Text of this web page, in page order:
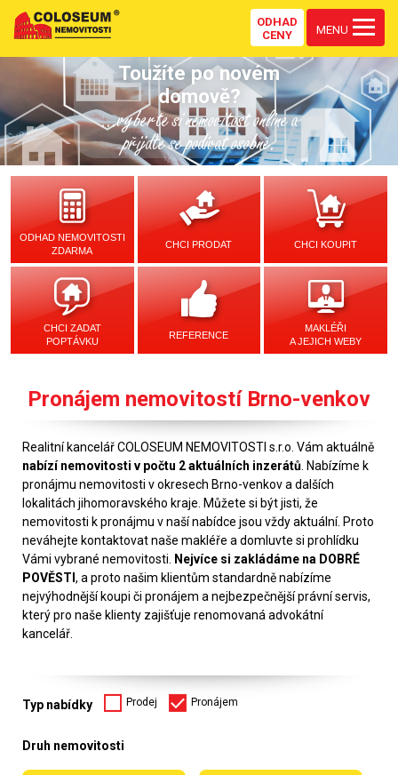
ODHAD
CENY
MENU
Toužíte po novém
domově?
...vyberte si nemovitost online a
přijďte se podívat osobně.
ODHAD NEMOVITOSTI
ZDARMA
CHCI PRODAT CHCI KOUPIT
CHCI ZADAT
POPTÁVKU
REFERENCE
MAKLÉŘI
A JEJICH WEBY
Pronájem nemovitostí Brno-venkov
Realitní kancelář COLOSEUM NEMOVITOSTI s.r.o. Vám aktuálně
nabízí nemovitosti v počtu 2 aktuálních inzerátů . Nabízíme k
pronájmu nemovitosti v okresech Brno-venkov a dalších
lokalitách jihomoravského kraje. Můžete si být jisti, že
nemovitosti k pronájmu v naší nabídce jsou vždy aktuální. Proto
neváhejte kontaktovat naše makléře a domluvte si prohlídku
Vámi vybrané nemovitosti.
Nejvíce si zakládáme na DOBRÉ
POVĚSTI , a proto našim klientům standardně nabízíme
nejvýhodnější koupi či pronájem a nejbezpečnější právní servis,
který pro naše klienty zajišťuje renomovaná advokátní
kancelář.
Typ nabídky Prodej Pronájem
Druh nemovitosti